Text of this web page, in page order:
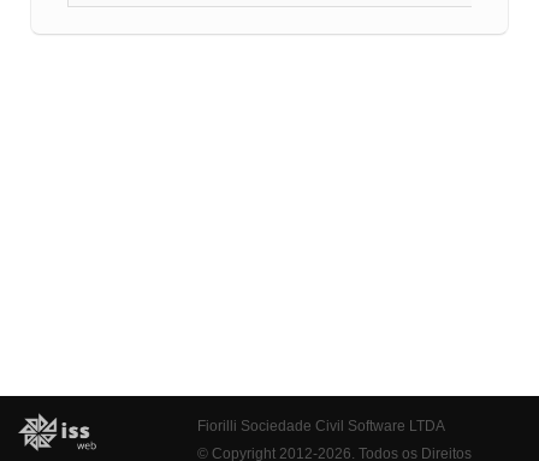
Fiorilli Sociedade Civil Software LTDA
© Copyright 2012-2026. Todos os Direitos